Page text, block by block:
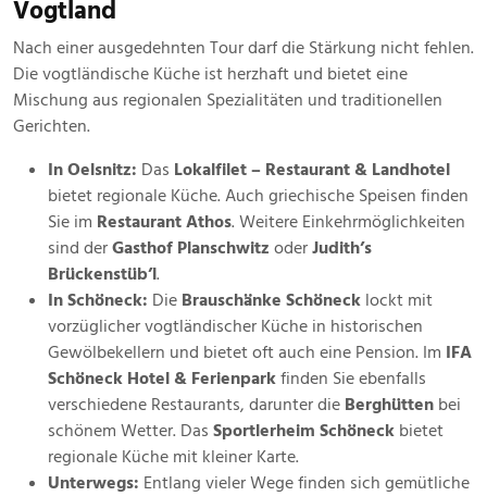
Vogtland
Nach einer ausgedehnten Tour darf die Stärkung nicht fehlen.
Die vogtländische Küche ist herzhaft und bietet eine
Mischung aus regionalen Spezialitäten und traditionellen
Gerichten.
In Oelsnitz: Das Lokalfilet – Restaurant & Landhotel
bietet regionale Küche. Auch griechische Speisen finden
Sie im Restaurant Athos. Weitere Einkehrmöglichkeiten
sind derGasthof Planschwitz oderJudith’s
Brückenstüb’l.
In Schöneck: Die Brauschänke Schöneck lockt mit
vorzüglicher vogtländischer Küche in historischen
Gewölbekellern und bietet oft auch eine Pension. Im IFA
Schöneck Hotel & Ferienparkfinden Sie ebenfalls
verschiedene Restaurants, darunter die Berghütten bei
schönem Wetter. Das Sportlerheim Schöneck bietet
regionale Küche mit kleiner Karte.
Unterwegs: Entlang vieler Wege finden sich gemütliche